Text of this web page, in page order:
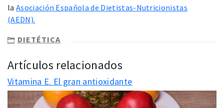
la Asociación Española de Dietistas-Nutricionistas
(AEDN).
DIETÉTICA
Artículos relacionados
Vitamina E. El gran antioxidante